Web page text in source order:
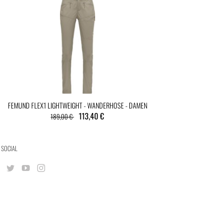
FEMUND FLEX1 LIGHTWEIGHT - WANDERHOSE - DAMEN
189,00 € 113,40 €